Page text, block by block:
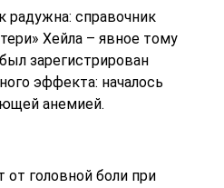
радужна: справочник
Хейла – явное тому
зарегистрирован
эффекта: началось
анемией.
головной боли при